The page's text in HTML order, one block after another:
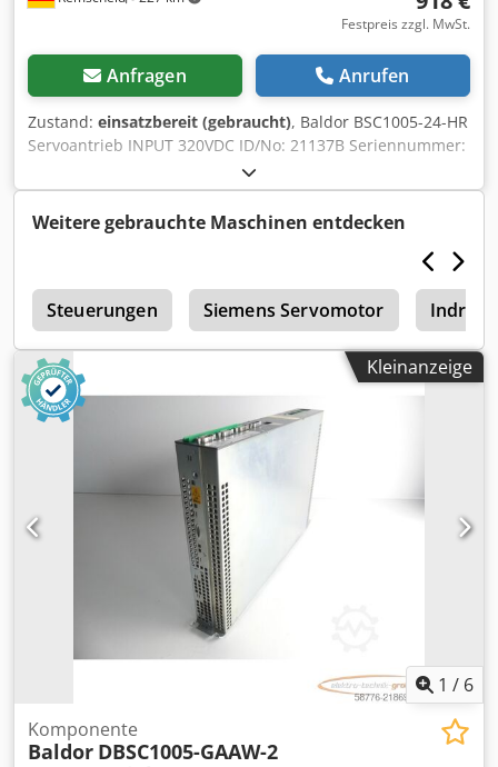
Festpreis zzgl. MwSt.
Anfragen Anrufen
Zustand: einsatzbereit (gebraucht), Baldor BSC1005-24-HR
Servoantrieb INPUT 320VDC ID/No: 21137B Seriennummer:
1295MG24824,gebraucht, guter Erhaltungszustand, 100%
funktionsfähig, Lieferumfang gem. Fotos Dodpey Npy Ssfx
Ab Tjwa
Weitere gebrauchte Maschinen entdecken
Steuerungen Siemens Servomotor
Kleinanzeige
1 / 6
Komponente
Baldor DBSC1005-GAAW-2